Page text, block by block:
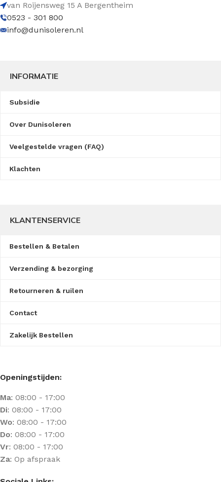
van Roijensweg 15 A Bergentheim
0523 - 301 800
info@dunisoleren.nl
INFORMATIE
Subsidie
Over Dunisoleren
Veelgestelde vragen (FAQ)
Klachten
KLANTENSERVICE
Bestellen & Betalen
Verzending & bezorging
Retourneren & ruilen
Contact
Zakelijk Bestellen
Openingstijden:
Ma: 08:00 - 17:00
Di: 08:00 - 17:00
Wo: 08:00 - 17:00
Do: 08:00 - 17:00
Vr: 08:00 - 17:00
Za: Op afspraak